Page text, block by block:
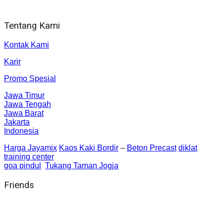
Tentang Kami
Kontak Kami
Karir
Promo Spesial
Jawa Timur
Jawa Tengah
Jawa Barat
Jakarta
Indonesia
Harga Jayamix Kaos Kaki Bordir – Beton Precast diklat
training center
goa pindul
Tukang Taman Jogja
Friends